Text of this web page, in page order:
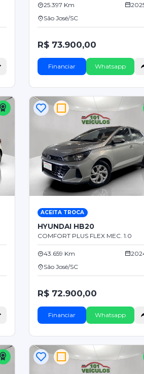
25.397 Km
São José/SC
R$ 73.900,00
Financiar Whatsapp
ACEITA TROCA
HYUNDAI HB20
COMFORT PLUS FLEX MEC. 1.0
43.659 Km
São José/SC
R$ 72.900,00
Financiar Whatsapp